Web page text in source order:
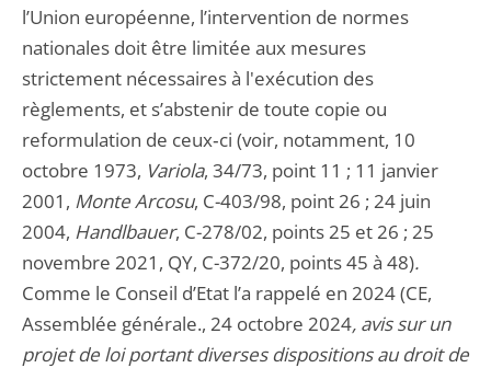
l’Union européenne, l’intervention de normes
nationales doit être limitée aux mesures
strictement nécessaires à l'exécution des
règlements, et s’abstenir de toute copie ou
reformulation de ceux‑ci (voir, notamment, 10
octobre 1973, Variola, 34/73, point 11 ; 11 janvier
2001, Monte Arcosu, C-403/98, point 26 ; 24 juin
2004, Handlbauer, C-278/02, points 25 et 26 ; 25
novembre 2021, QY, C-372/20, points 45 à 48).
Comme le Conseil d’Etat l’a rappelé en 2024 (CE,
Assemblée générale., 24 octobre 2024, avis sur un
projet de loi portant diverses dispositions au droit de